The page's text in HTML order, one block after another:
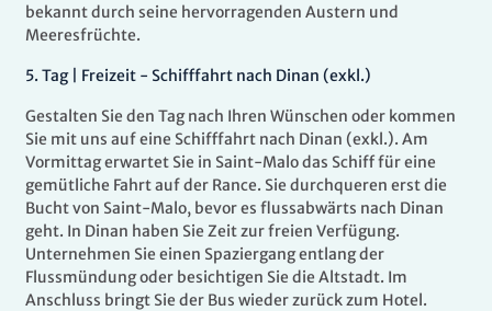
bekannt durch seine hervorragenden Austern und
Meeresfrüchte.
5. Tag | Freizeit - Schifffahrt nach Dinan (exkl.)
Gestalten Sie den Tag nach Ihren Wünschen oder kommen
Sie mit uns auf eine Schifffahrt nach Dinan (exkl.). Am
Vormittag erwartet Sie in Saint-Malo das Schiff für eine
gemütliche Fahrt auf der Rance. Sie durchqueren erst die
Bucht von Saint-Malo, bevor es flussabwärts nach Dinan
geht. In Dinan haben Sie Zeit zur freien Verfügung.
Unternehmen Sie einen Spaziergang entlang der
Flussmündung oder besichtigen Sie die Altstadt. Im
Anschluss bringt Sie der Bus wieder zurück zum Hotel.